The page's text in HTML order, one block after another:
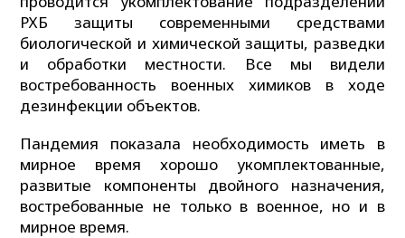
РХБ защиты современными средствами
биологической и химической защиты, разведки
и обработки местности. Все мы видели
востребованность военных химиков в ходе
дезинфекции объектов.
Пандемия показала необходимость иметь в
мирное время хорошо укомплектованные,
развитые компоненты двойного назначения,
востребованные не только в военное, но и в
мирное время.